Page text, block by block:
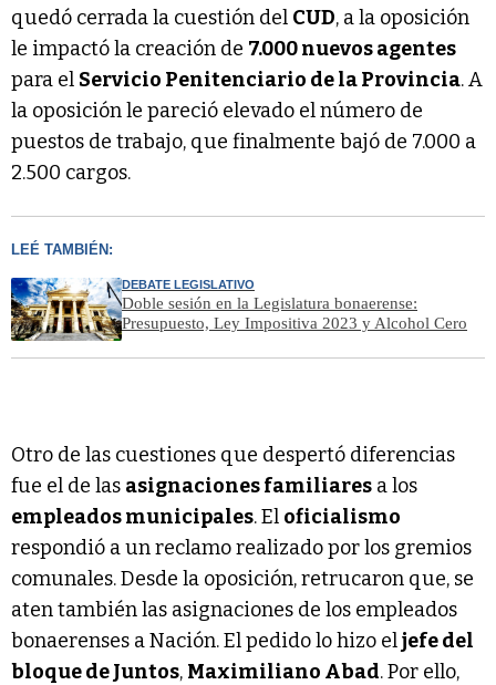
quedó cerrada la cuestión del CUD, a la oposición
le impactó la creación de 7.000 nuevos agentes
para el Servicio Penitenciario de la Provincia. A
la oposición le pareció elevado el número de
puestos de trabajo, que finalmente bajó de 7.000 a
2.500 cargos.
LEÉ TAMBIÉN:
DEBATE LEGISLATIVO
Doble sesión en la Legislatura bonaerense:
Presupuesto, Ley Impositiva 2023 y Alcohol Cero
Otro de las cuestiones que despertó diferencias
fue el de las asignaciones familiares a los
empleados municipales. El oficialismo
respondió a un reclamo realizado por los gremios
comunales. Desde la oposición, retrucaron que, se
aten también las asignaciones de los empleados
bonaerenses a Nación. El pedido lo hizo eljefe del
bloque de Juntos, Maximiliano Abad. Por ello,